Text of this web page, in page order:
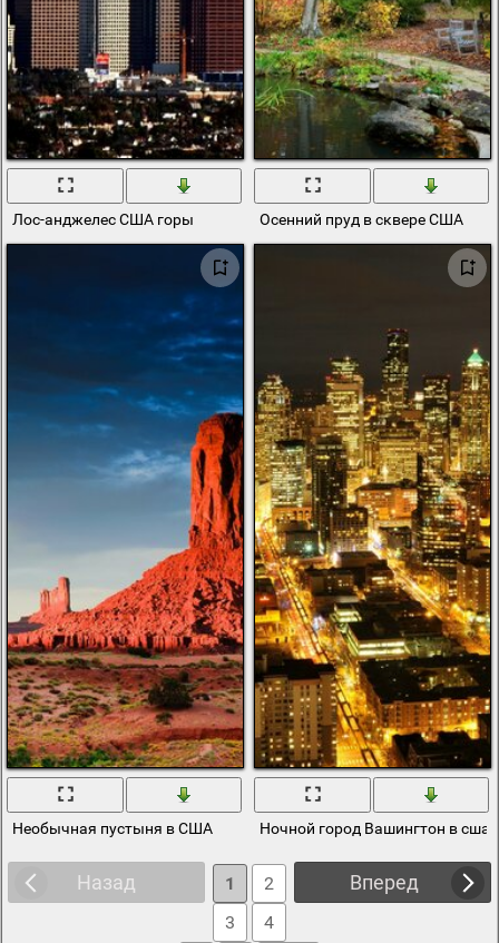
Лос-анджелес США горы Осенний пруд в сквере США
Необычная пустыня в США Ночной город Вашингтон в сша
Назад Вперед
1
2
3
4